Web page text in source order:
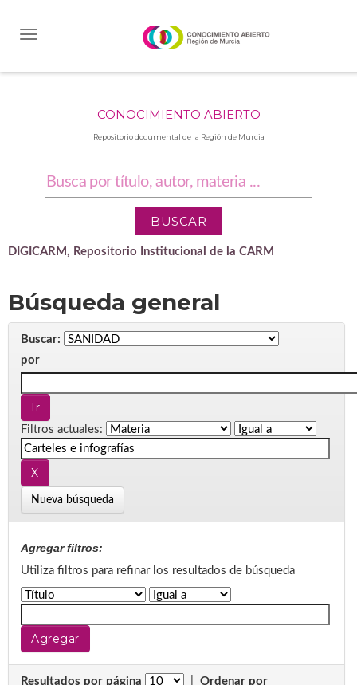
CONOCIMIENTO ABIERTO
Repositorio documental de la Región de Murcia
DIGICARM, Repositorio Institucional de la CARM
Búsqueda general
Buscar:
por
Filtros actuales:
Nueva búsqueda
Agregar filtros:
Utiliza filtros para refinar los resultados de búsqueda
Resultados por página
Ordenar por